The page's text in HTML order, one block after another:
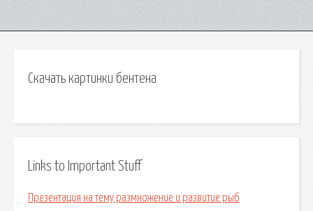
Скачать картинки бентена
Links to Important Stuff
Презентация на тему размножение и развитие рыб